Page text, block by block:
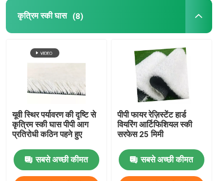
कृत्रिम स्की घास (8)
यूवी स्थिर पर्यावरण की दृष्टि से
कृत्रिम स्की घास पीपी आग
प्रतिरोधी कठिन पहने हुए
सबसे अच्छी कीमत
पीपी फायर रेज़िस्टेंट हार्ड
वियरिंग आर्टिफिशियल स्की
सरफेस 25 मिमी
सबसे अच्छी कीमत